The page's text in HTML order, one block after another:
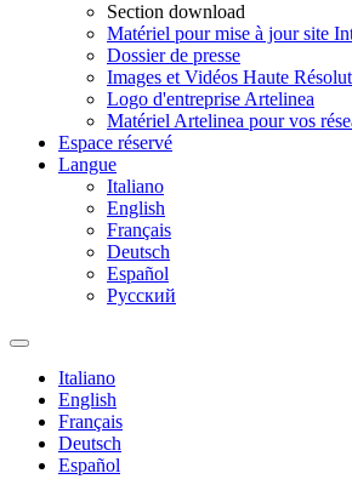
Section download
Matériel pour mise à jour site
Dossier de presse
Images et Vidéos Haute
Logo d'entreprise Artelinea
Matériel Artelinea pour vos
Espace réservé
Langue
Italiano
English
Français
Deutsch
Español
Pусский
Italiano
English
Français
Deutsch
Español